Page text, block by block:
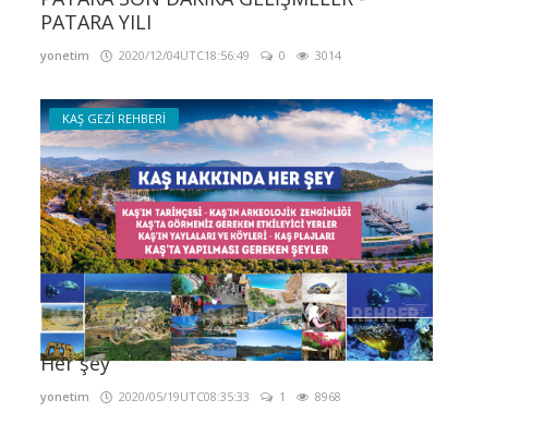
PATARA YILI
yonetim 2020/12/04UTC18:56:49 0 3014
KAŞ GEZİ REHBERİ
Kaş Tanıtım - Kaş Rehberi - Kaş Hakkında
Her şey
yonetim 2020/05/19UTC08:35:33 1 8968